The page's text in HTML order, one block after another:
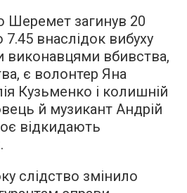
Шеремет загинув 20
внаслідок вибуху
виконавцями вбивства,
є волонтер Яна
Кузьменко і колишній
й музикант Андрій
відкидають
слідство змінило